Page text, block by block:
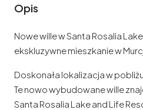
Opis
Nowe wille w Santa Rosalia
ekskluzywne mieszkanie w
Doskonała lokalizacja w
Te nowo wybudowane wille
Santa Rosalia Lake and Life